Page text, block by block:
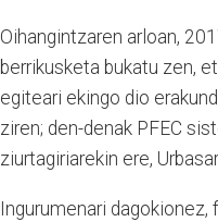
Oihangintzaren arloan,
berrikusketa bukatu zen,
egiteari ekingo dio
ziren; den-denak PFEC
ziurtagiriarekin ere,
Ingurumenari